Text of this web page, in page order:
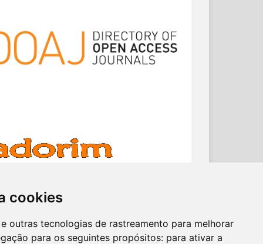
cookies
outras tecnologias de rastreamento para melhorar
para os seguintes propósitos: para ativar a